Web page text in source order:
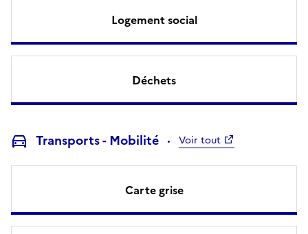
Logement social
Déchets
Transports - Mobilité Voir tout
Carte grise